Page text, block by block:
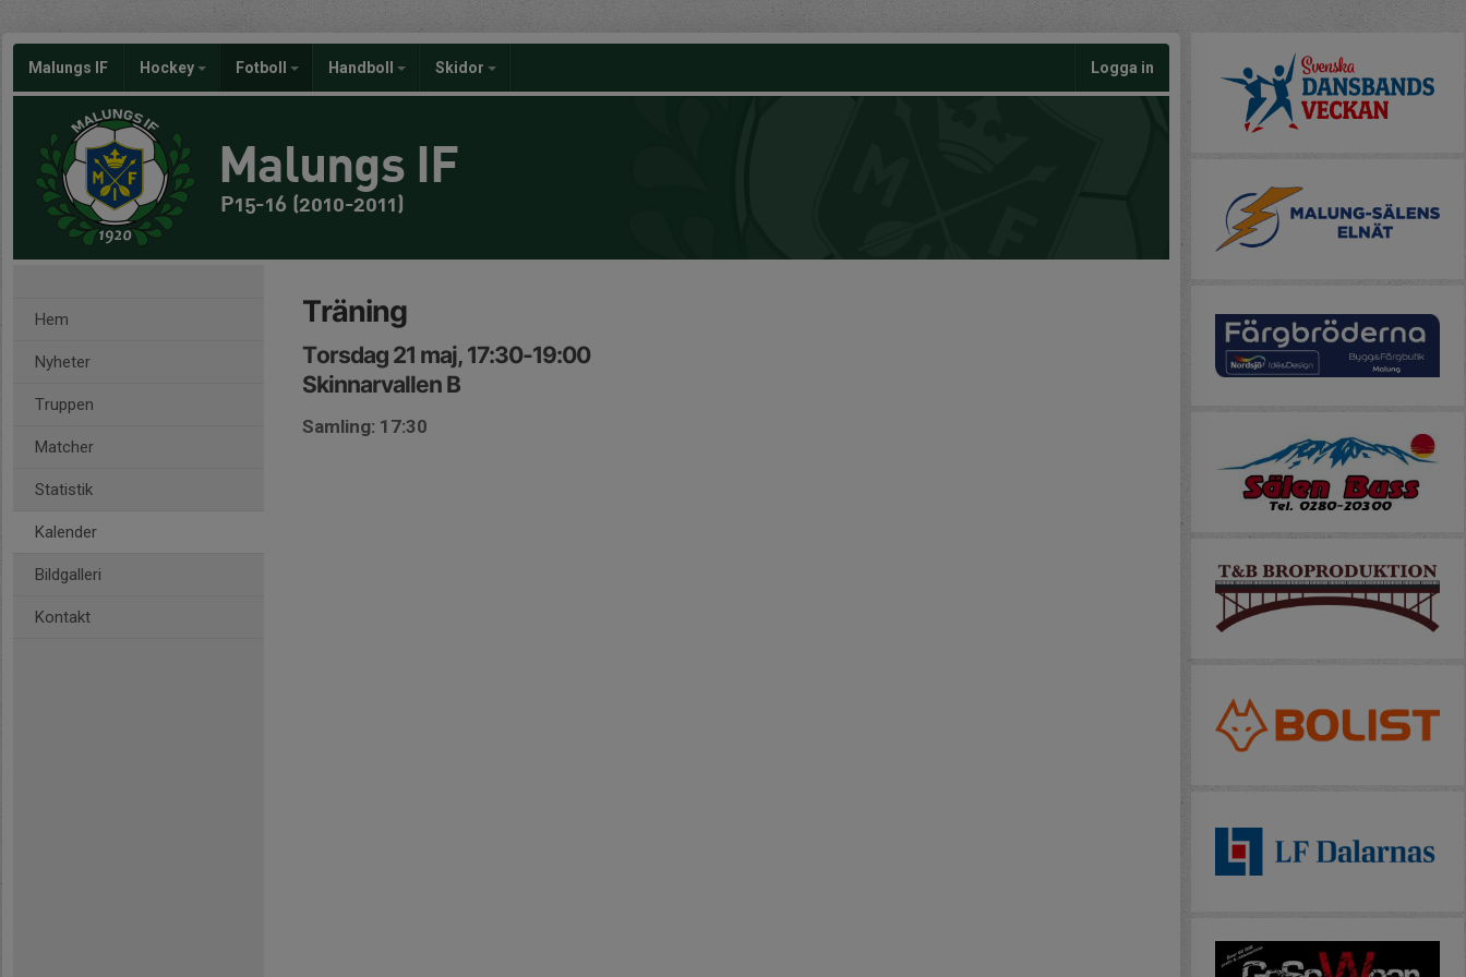
Malungs IF Hockey Fotboll Handboll Skidor Logga in
Malungs IF
P15-16 (2010-2011)
Hem
Nyheter
Truppen
Matcher
Statistik
Kalender
Bildgalleri
Kontakt
Träning
Torsdag 21 maj, 17:30-19:00
Skinnarvallen B
Samling: 17:30